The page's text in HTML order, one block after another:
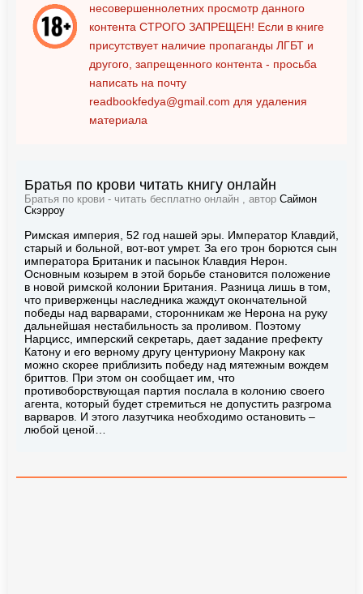
несовершеннолетних просмотр данного
контента СТРОГО ЗАПРЕЩЕН! Если в книге
присутствует наличие пропаганды ЛГБТ и
другого, запрещенного контента - просьба
написать на почту
readbookfedya@gmail.com для удаления
материала
Братья по крови читать книгу онлайн
Братья по крови - читать бесплатно онлайн , автор Саймон
Скэрроу
Римская империя, 52 год нашей эры. Император Клавдий,
старый и больной, вот-вот умрет. За его трон борются сын
императора Британик и пасынок Клавдия Нерон.
Основным козырем в этой борьбе становится положение
в новой римской колонии Британия. Разница лишь в том,
что приверженцы наследника жаждут окончательной
победы над варварами, сторонникам же Нерона на руку
дальнейшая нестабильность за проливом. Поэтому
Нарцисс, имперский секретарь, дает задание префекту
Катону и его верному другу центуриону Макрону как
можно скорее приблизить победу над мятежным вождем
бриттов. При этом он сообщает им, что
противоборствующая партия послала в колонию своего
агента, который будет стремиться не допустить разгрома
варваров. И этого лазутчика необходимо остановить –
любой ценой…